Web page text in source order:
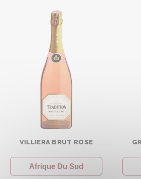
VILLIERA BRUT ROSE
Afrique Du Sud